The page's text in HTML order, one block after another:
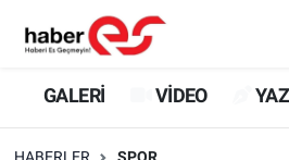
GALERİ VİDEO
HABERLER SPOR
GALERİ
Eskişehir Nöbetçi